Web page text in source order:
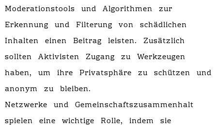
Moderationstools und Algorithmen zur
Erkennung und Filterung von schädlichen
Inhalten einen Beitrag leisten. Zusätzlich
sollten Aktivisten Zugang zu Werkzeugen
haben, um ihre Privatsphäre zu schützen und
anonym zu bleiben.
Netzwerke und Gemeinschaftszusammenhalt
spielen eine wichtige Rolle, indem sie